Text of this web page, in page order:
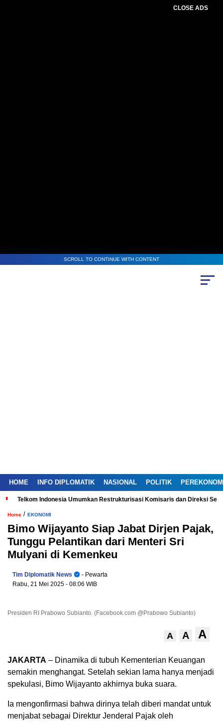
CLOSE ADS
SCROLL TO CONTINUE WITH CONTENT
HOME INFO DIPLOMATIK NASIONAL POLITIK
Telkom Indonesia Umumkan Restrukturisasi Komisaris dan Direksi
Home / EKONOMI
Bimo Wijayanto Siap Jabat Dirjen Pajak,
Tunggu Pelantikan dari Menteri Sri
Mulyani di Kemenkeu
Tim Diplomatik News
- Pewarta
Rabu, 21 Mei 2025 - 08:06 WIB
Presiden RI Prabowo Subianto. (Facebook.com @Prabowo Subianto)
A A A
JAKARTA – Dinamika di tubuh Kementerian Keuangan
semakin menghangat. Setelah sekian lama hanya menjadi
spekulasi, Bimo Wijayanto akhirnya buka suara.
Ia mengonfirmasi bahwa dirinya telah diberi mandat untuk
menjabat sebagai Direktur Jenderal Pajak oleh